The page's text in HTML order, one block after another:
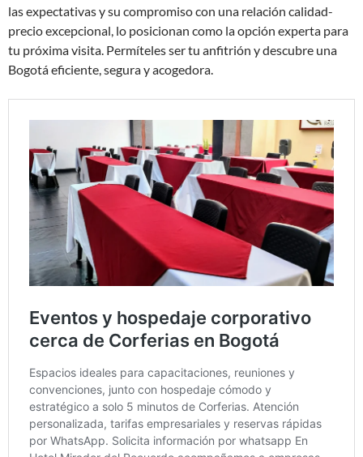
las expectativas y su compromiso con una relación calidad-
precio excepcional, lo posicionan como la opción experta para
tu próxima visita. Permíteles ser tu anfitrión y descubre una
Bogotá eficiente, segura y acogedora.